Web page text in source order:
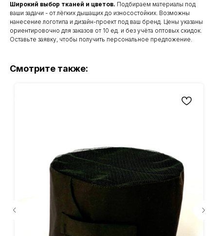
Широкий выбор тканей и цветов. Подбираем материалы под
ваши задачи - от лёгких дышащих до износостойких. Возможны
нанесение логотипа и дизайн-проект под ваш бренд. Цены указаны
ориентировочно для заказов от 10 ед. и без учёта оптовых скидок.
Оставьте заявку, чтобы получить персональное предложение.
Смотрите также: